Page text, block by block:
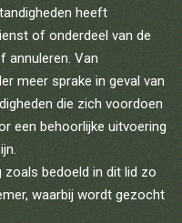
heeft
of onderdeel van de
annuleren. Van
meer sprake in geval van
die zich voordoen
een behoorlijke uitvoering
zoals bedoeld in dit lid zo
waarbij wordt gezocht